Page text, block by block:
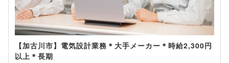
【加古川市】電気設計業務＊大手メーカー＊時給2,300円
以上＊長期